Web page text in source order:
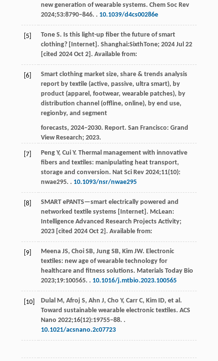
new generation of wearable systems. Chem Soc Rev
2024;53:8790‒846. . 10.1039/d4cs00286e
[5] Tone S. Is this light-up fiber the future of smart
clothing? [Internet]. Shanghai:SixthTone; 2024Jul 22
[cited 2024 Oct 2]. Available from:
[6]
Smart clothing market size, share & trends analysis
report by textile (active, passive, ultra smart), by
product (apparel, footwear, wearable patches), by
distribution channel (offline, online), by end use,
regionby, and segment
forecasts, 2024‒2030. Report. San Francisco: Grand
View Research; 2023.
[7] Peng Y, Cui Y. Thermal management with innovative
fibers and textiles: manipulating heat transport,
storage and conversion. Nat Sci Rev 2024;11(10):
nwae295. . 10.1093/nsr/nwae295
[8]
SMART ePANTS—smart electrically powered and
networked textile systems [Internet]. McLean:
Intelligence Advanced Research Projects Activity;
2023[cited 2024 Oct 2]. Available from:
[9] Meena JS, Choi SB, Jung SB, Kim JW. Electronic
textiles: new age of wearable technology for
healthcare and fitness solutions. Materials Today Bio
2023;19:100565. . 10.1016/j.mtbio.2023.100565
[10] Dulal M, Afroj S, Ahn J, Cho Y, Carr C, Kim ID, et al.
Toward sustainable wearable electronic textiles. ACS
Nano 2022;16(12):19755‒88. .
10.1021/acsnano.2c07723